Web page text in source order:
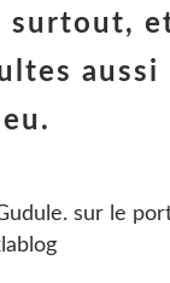
surtout,
aussi
sur le